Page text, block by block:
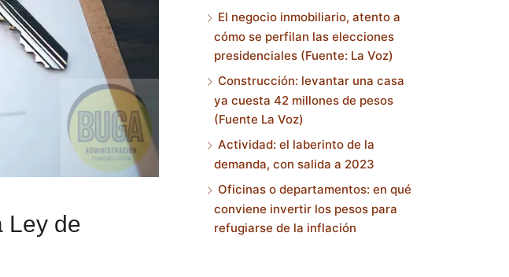
Ley de
El negocio inmobiliario, atento a
cómo se perfilan las elecciones
presidenciales (Fuente: La Voz)
Construcción: levantar una casa
ya cuesta 42 millones de pesos
(Fuente La Voz)
Actividad: el laberinto de la
demanda, con salida a 2023
Oficinas o departamentos: en qué
conviene invertir los pesos para
refugiarse de la inflación